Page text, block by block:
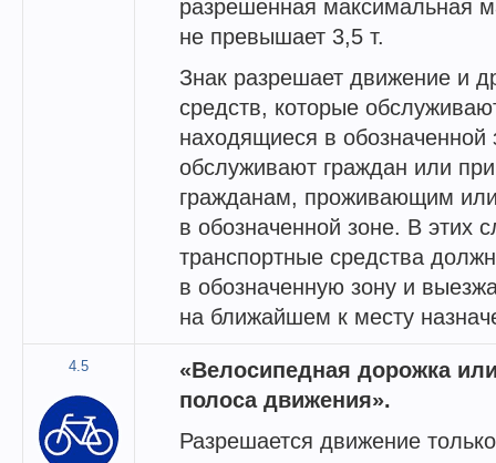
разрешенная максимальная
не превышает 3,5 т.
Знак разрешает движение и
средств, которые
находящиеся в обозначенной
обслуживают граждан или
гражданам, проживающим
в обозначенной зоне. В этих
транспортные средства
в обозначенную зону и
на ближайшем к месту
4.5
«Велосипедная дорожка
полоса движения».
Разрешается движение